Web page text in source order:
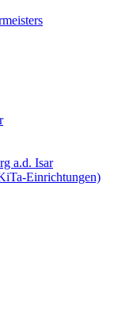
a.d. Isar
Einrichtungen)